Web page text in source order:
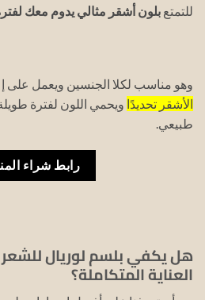
للتمتع بلون أشقر مثالي يدوم معك
وهو مناسب لكلا الجنسين ويعمل على
الأشقر تحديدًا ويحمي اللون لفترة
طبيعي.
رابط شراء
هل يكفي بلسم لوريال للشعر
العناية المتكاملة؟